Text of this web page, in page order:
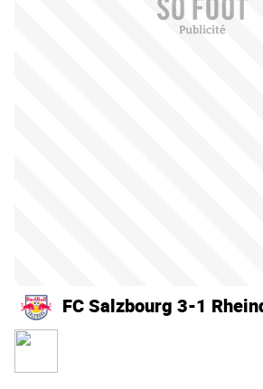
FC Salzbourg 3-1